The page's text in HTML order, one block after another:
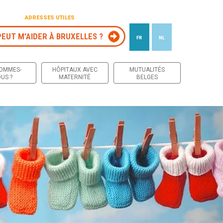
ADRESSES UTILES
M’AIDER À BRUXELLES ? FR NL
?
HÔPITAUX AVEC
MATERNITÉ
MUTUALITÉS
BELGES